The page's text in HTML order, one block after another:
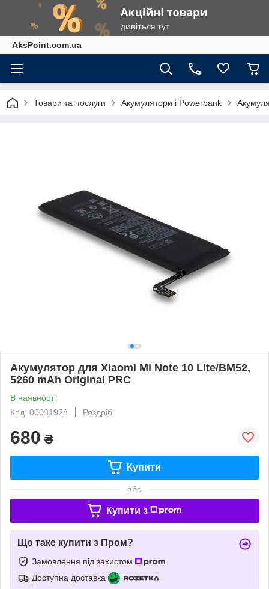
AksPoint.com.ua
Товари та послуги Акумулятори і Powerbank
Акумулятор для Xiaomi Mi Note 10 Lite/BM52,
5260 mAh Original PRC
В наявності
Код: 00031928
Роздріб
680 ₴
Купити
або
Купити з
Що таке купити з Пром?
Замовлення під захистом
Доступна доставка